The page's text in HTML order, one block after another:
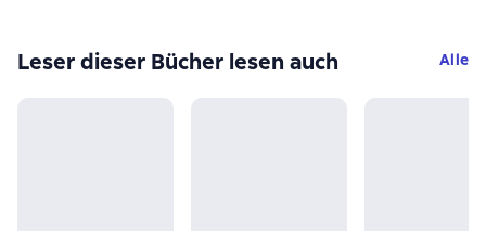
Leser dieser Bücher lesen auch Alle